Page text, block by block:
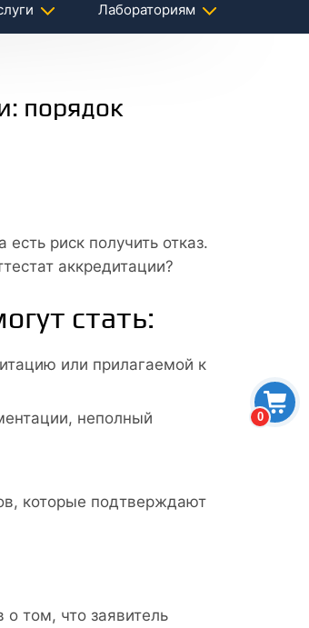
0
Лабораториям
порядок
риск получить отказ.
аккредитации?
стать:
или прилагаемой к
неполный
которые подтверждают
том, что заявитель